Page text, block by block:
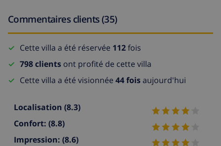
Commentaires clients (35)
Cette villa a été réservée 112fois
798 clients ont profité de cette villa
Cette villa a été visionnée 44 foisaujourd'hui
Localisation (8.3)
Confort: (8.8)
Impression: (8.6)